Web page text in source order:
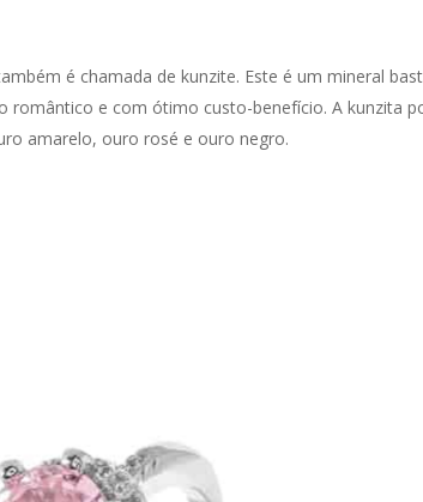
é chamada de kunzite. Este é um mineral
romântico e com ótimo custo-benefício. A kunzita
amarelo, ouro rosé e ouro negro.